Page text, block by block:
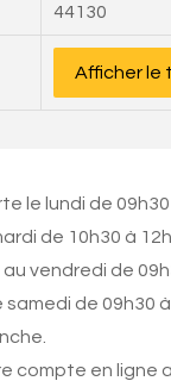
44130
Afficher le
le lundi de
de 10h30 à
au vendredi de
samedi de 09h30
compte en ligne